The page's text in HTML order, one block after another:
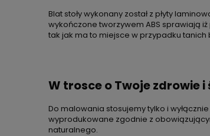
Blat stoły wykonany został z płyty
wykończone tworzywem ABS sprawiają
tak jak ma to miejsce w przypadku tanich
W trosce o Twoje zdrowie
Do malowania stosujemy tylko i
wyprodukowane zgodnie z
naturalnego.